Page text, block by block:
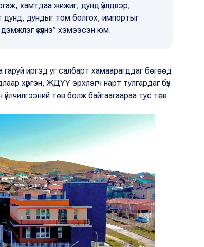
хамтдаа жижиг, дунд үйлдвэр,
дунд, дундыг том болгох, импортыг
дэмжлэг үзүүлнэ” хэмээсэн юм.
иргэд уг салбарт хамаарагддаг бөгөөд
хүргэн, ЖДҮҮ эрхлэгч нарт тулгардаг бүх
төв болж байгаагаараа тус төв